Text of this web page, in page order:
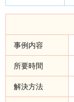
事例内容
所要時間
解決方法